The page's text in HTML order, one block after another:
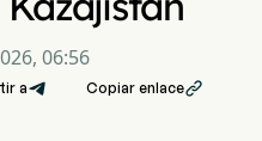
06:56
a Copiar enlace